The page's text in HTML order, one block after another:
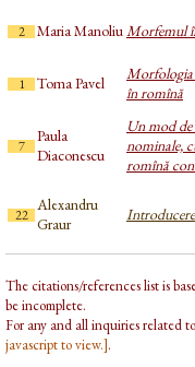
2 Maria ManoliuMorfemul
1 Toma Pavel
Morfologia
în romînă
7
Paula
Diaconescu
Un mod
nominale,
romînă
22
Alexandru
Graur
The citations/references list is
be incomplete.
For any and all inquiries related
javascript to view.].